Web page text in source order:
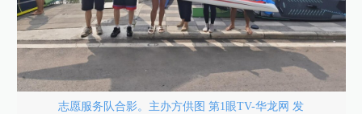
志愿服务队合影。主办方供图 第1眼TV-华龙网 发